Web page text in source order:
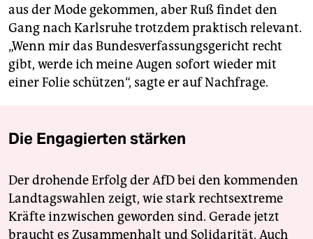
aus der Mode gekommen, aber Ruß findet den
Gang nach Karlsruhe trotzdem praktisch relevant.
„Wenn mir das Bundesverfassungsgericht recht
gibt, werde ich meine Augen sofort wieder mit
einer Folie schützen“, sagte er auf Nachfrage.
Die Engagierten stärken
Der drohende Erfolg der AfD bei den kommenden
Landtagswahlen zeigt, wie stark rechtsextreme
Kräfte inzwischen geworden sind. Gerade jetzt
braucht es Zusammenhalt und Solidarität. Auch